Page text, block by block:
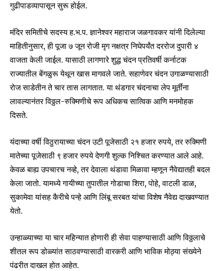
Join our community of
SUBSCRIBERS and be part of the
conversation.
or click the subscribe button below. Don't worry, we respect
your privacy and won't spam your inbox. Your information is
safe with us.
गुढीपाडव्यापासून सुरू होईल.
मंदिर समितीचे सदस्य ह.भ.प. ज्ञानेश्वर महाराज जळगावकर यांनी दिलेल्या
माहितीनुसार, ही पूजा ७ जून रोजी मृग नक्षत्र निघेपर्यंत दररोज दुपारी ४
वाजता केली जाईल. यासाठी लागणारे शुद्ध चंदन प्रतिवर्षी कर्नाटक
राज्यातील बेंगळुरू येथून खास मागवले जाते. सहाणेवर चंदन उगाळण्यासाठी
रोज साडेतीन ते चार तास लागतात. या थंडगार चंदनाचा लेप मूर्तींना
लावल्यानंतर विठ्ठल-रुक्मिणीचे रूप अधिकच सात्विक आणि मनमोहक
दिसते.
यंदाच्या वर्षी विठुरायाच्या चंदन उटी पूजेसाठी २१ हजार रुपये, तर रुक्मिणी
मातेच्या पूजेसाठी ९ हजार रुपये देणगी शुल्क निश्चित करण्यात आले आहे.
केवळ बाह्य उपचारच नव्हे, तर देवाला थंडावा मिळावा म्हणून नैवेद्यातही बदल
केला जातो. यामध्ये गायीच्या तुपातील गोडाचा शिरा, पोहे, वाटली डाळ,
सुकामेवा यांसह कैरीचे पन्हे आणि लिंबू सरबत यांचा विशेष नैवेद्य दाखवण्यात
येतो.
उन्हाळ्याच्या या चार महिन्यात होणारी ही सेवा पाहण्यासाठी आणि विठ्ठलाचे
शीतल रूप डोळ्यांत साठवण्यासाठी वारकरी आणि भाविक मोठ्या संख्येने
पंढरीत दाखल होत आहेत.